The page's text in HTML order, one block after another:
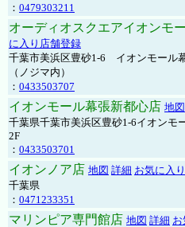
： 0479303211
オーディオスクエアイオンモ
に入り店舗登録
千葉市美浜区豊砂1-6 イオンモール
（ノジマ内）
： 0433503707
イオンモール幕張新都心店 地図
千葉県千葉市美浜区豊砂1-6イオン
2F
： 0433503701
イオンノア店 地図 詳細 お気に入
千葉県
： 0471233351
マリンピア専門館店 地図 詳細